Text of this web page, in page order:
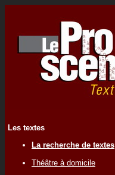
Les textes
La recherche de textes
Théâtre à domicile